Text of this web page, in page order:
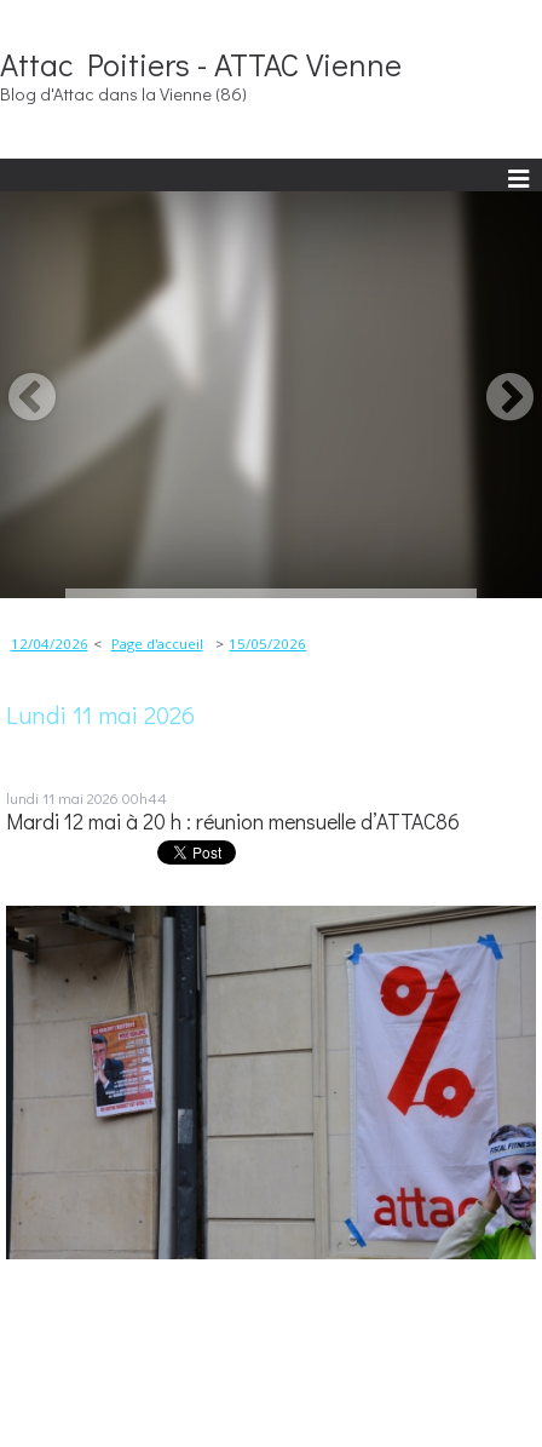
Attac Poitiers - ATTAC Vienne
Blog d'Attac dans la Vienne (86)
12/04/2026 Page d'accueil 15/05/2026
Lundi 11 mai 2026
lundi 11 mai 2026 00h44
Mardi 12 mai à 20 h : réunion mensuelle d’ATTAC86